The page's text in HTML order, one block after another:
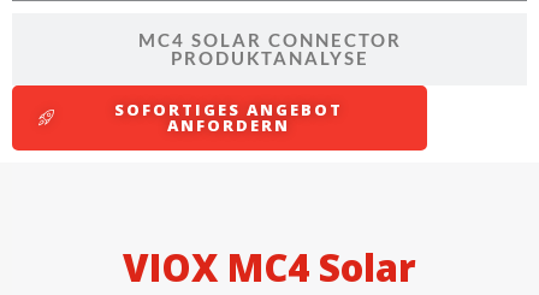
MC4 SOLAR CONNECTOR
PRODUKTANALYSE
SOFORTIGES ANGEBOT
ANFORDERN
VIOX MC4 Solar